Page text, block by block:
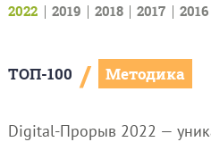
2022 2019 2018 2017 2016
ТОП-100 / Методика
Digital-Прорыв 2022 —